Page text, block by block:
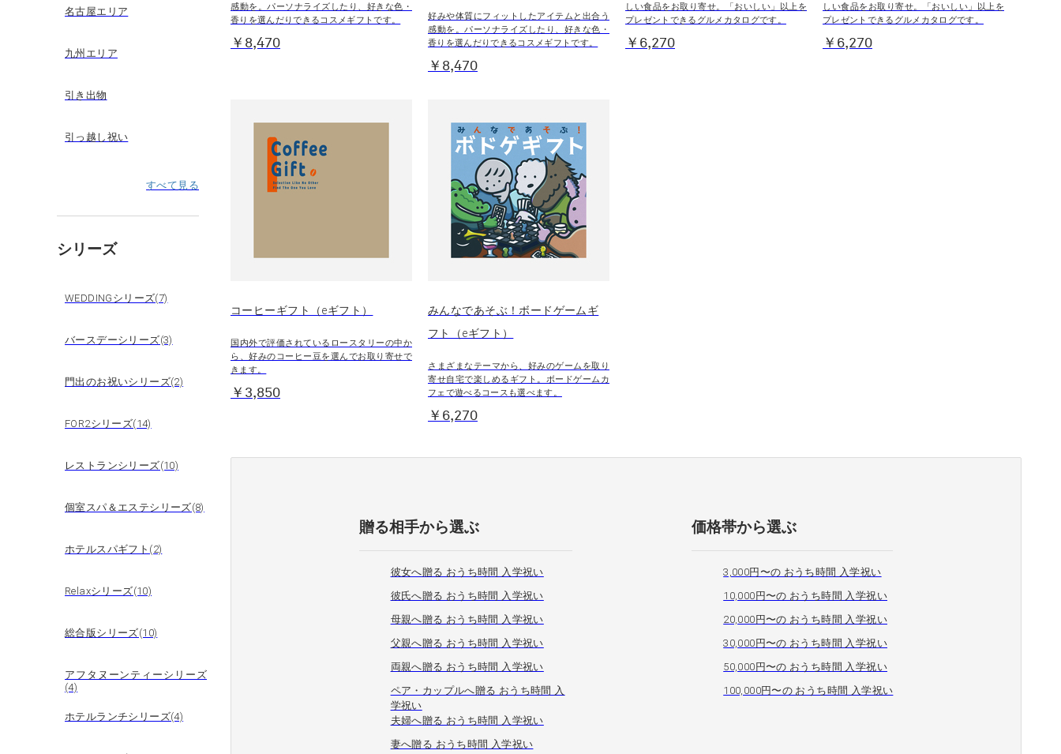
名古屋エリア
九州エリア
引き出物
引っ越し祝い
すべて見る
シリーズ
WEDDINGシリーズ(7)
バースデーシリーズ(3)
門出のお祝いシリーズ(2)
FOR2シリーズ(14)
レストランシリーズ(10)
個室スパ＆エステシリーズ(8)
ホテルスパギフト(2)
Relaxシリーズ(10)
総合版シリーズ(10)
アフタヌーンティーシリーズ
(4)
ホテルランチシリーズ(4)
感動を。パーソナライズしたり、好きな色・
香りを選んだりできるコスメギフトです。
￥8,470
好みや体質にフィットしたアイテムと出合う
感動を。パーソナライズしたり、好きな色・
香りを選んだりできるコスメギフトです。
￥8,470
しい食品をお取り寄せ。「おいしい」以上を
プレゼントできるグルメカタログです。
￥6,270
しい食品をお取り寄せ。「おいしい」以上を
プレゼントできるグルメカタログです。
￥6,270
コーヒーギフト（eギフト）
国内外で評価されているロースタリーの中か
ら、好みのコーヒー豆を選んでお取り寄せで
きます。
￥3,850
みんなであそぶ！ボードゲームギ
フト（eギフト）
さまざまなテーマから、好みのゲームを取り
寄せ自宅で楽しめるギフト。ボードゲームカ
フェで遊べるコースも選べます。
￥6,270
贈る相手から選ぶ
彼女へ贈る おうち時間 入学祝い
彼氏へ贈る おうち時間 入学祝い
母親へ贈る おうち時間 入学祝い
父親へ贈る おうち時間 入学祝い
両親へ贈る おうち時間 入学祝い
ペア・カップルへ贈る おうち時間 入
学祝い
夫婦へ贈る おうち時間 入学祝い
妻へ贈る おうち時間 入学祝い
価格帯から選ぶ
3,000円〜の おうち時間 入学祝い
10,000円〜の おうち時間 入学祝い
20,000円〜の おうち時間 入学祝い
30,000円〜の おうち時間 入学祝い
50,000円〜の おうち時間 入学祝い
100,000円〜の おうち時間 入学祝い